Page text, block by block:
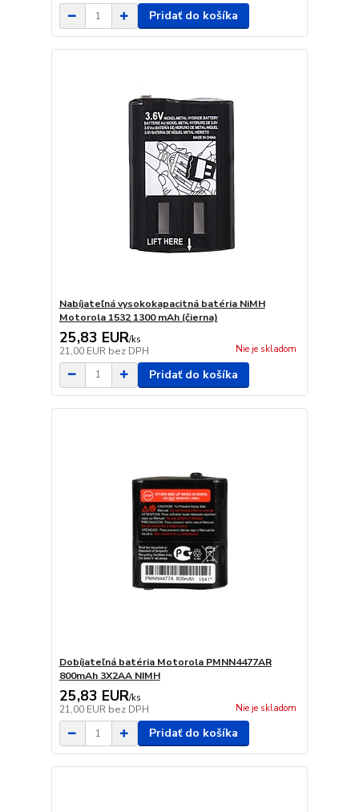
Pridať do košíka
Nabíjateľná vysokokapacitná batéria NiMH
Motorola 1532 1300 mAh (čierna)
25,83 EUR/ks
21,00 EUR bez DPH Nie je skladom
Pridať do košíka
Dobíjateľná batéria Motorola PMNN4477AR
800mAh 3X2AA NIMH
25,83 EUR/ks
21,00 EUR bez DPH Nie je skladom
Pridať do košíka